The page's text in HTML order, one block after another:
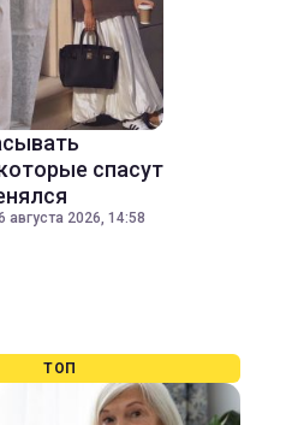
спасут
августа 2026, 14:58
ТОП